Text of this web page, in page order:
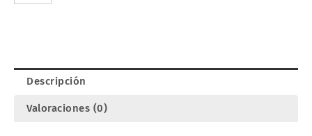
Descripción
Valoraciones (0)